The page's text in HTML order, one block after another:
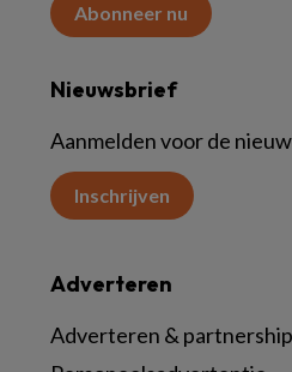
Abonneer nu
Nieuwsbrief
Aanmelden voor de
Inschrijven
Adverteren
Adverteren &